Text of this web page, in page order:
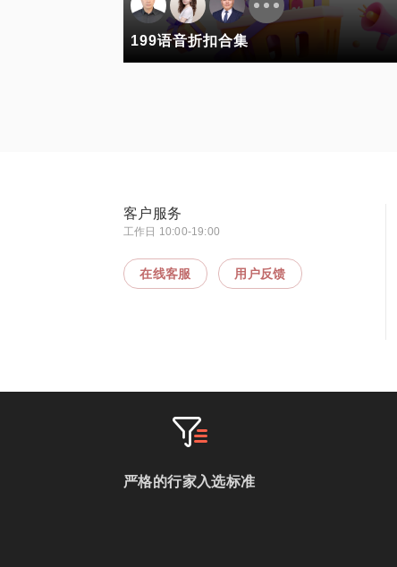
199语音折扣合集
客户服务
工作日 10:00-19:00
在线客服 用户反馈
严格的行家入选标准